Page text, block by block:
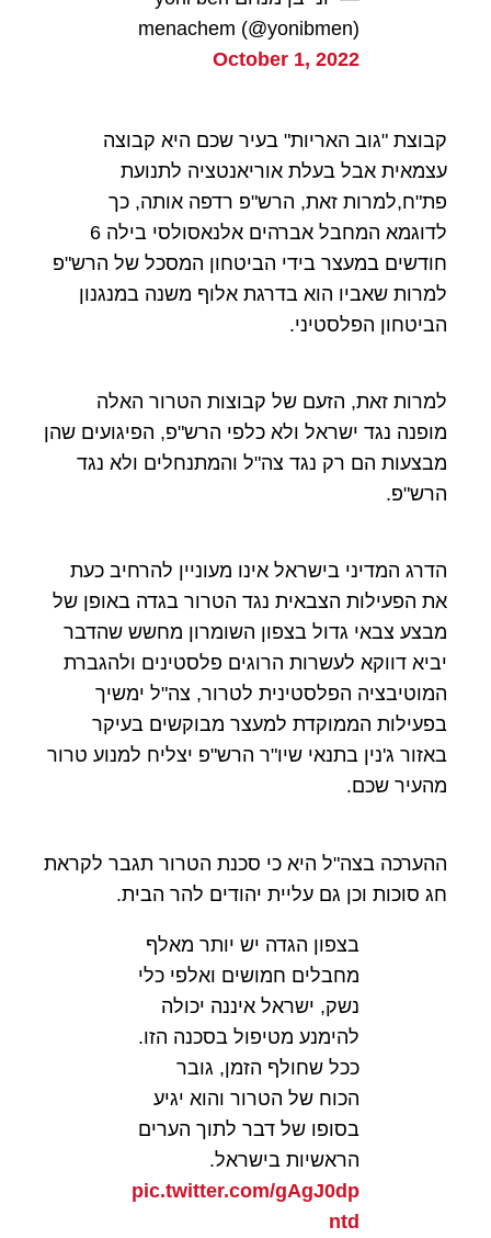
menachem (@yonibmen)
October 1, 2022
קבוצת "גוב האריות" בעיר שכם היא קבוצה
עצמאית אבל בעלת אוריאנטציה לתנועת
פת"ח,למרות זאת, הרש"פ רדפה אותה, כך
לדוגמא המחבל אברהים אלנאסולסי בילה 6
חודשים במעצר בידי הביטחון המסכל של הרש"פ
למרות שאביו הוא בדרגת אלוף משנה במנגנון
הביטחון הפלסטיני.
למרות זאת, הזעם של קבוצות הטרור האלה
מופנה נגד ישראל ולא כלפי הרש"פ, הפיגועים שהן
מבצעות הם רק נגד צה"ל והמתנחלים ולא נגד
הרש"פ.
הדרג המדיני בישראל אינו מעוניין להרחיב כעת
את הפעילות הצבאית נגד הטרור בגדה באופן של
מבצע צבאי גדול בצפון השומרון מחשש שהדבר
יביא דווקא לעשרות הרוגים פלסטינים ולהגברת
המוטיבציה הפלסטינית לטרור, צה"ל ימשיך
בפעילות הממוקדת למעצר מבוקשים בעיקר
באזור ג'נין בתנאי שיו"ר הרש"פ יצליח למנוע טרור
מהעיר שכם.
ההערכה בצה"ל היא כי סכנת הטרור תגבר לקראת
חג סוכות וכן גם עליית יהודים להר הבית.
בצפון הגדה יש יותר מאלף
מחבלים חמושים ואלפי כלי
נשק, ישראל איננה יכולה
להימנע מטיפול בסכנה הזו.
ככל שחולף הזמן, גובר
הכוח של הטרור והוא יגיע
בסופו של דבר לתוך הערים
הראשיות בישראל.
pic.twitter.com/gAgJ0dp
ntd